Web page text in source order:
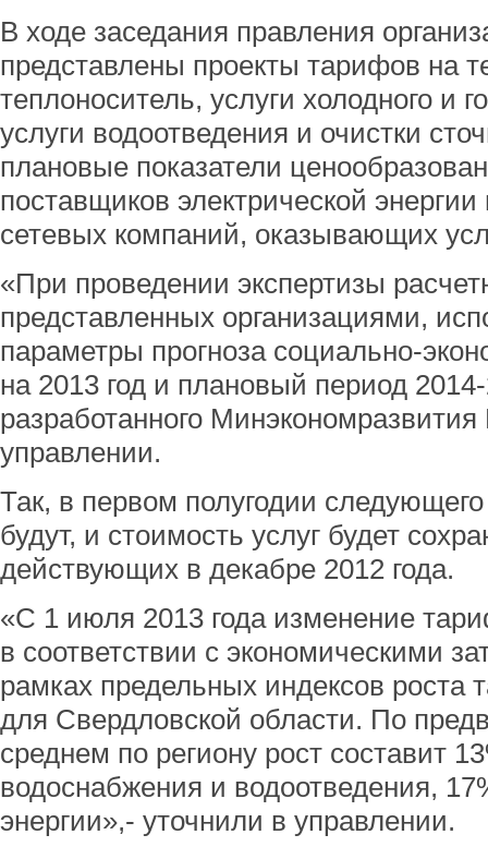
В ходе заседания правления
представлены проекты тарифов на
теплоноситель, услуги холодного и
услуги водоотведения и очистки
плановые показатели
поставщиков электрической
сетевых компаний, оказывающих
«При проведении экспертизы
представленных организациями,
параметры прогноза социально-
на 2013 год и плановый период
разработанного
управлении.
Так, в первом полугодии
будут, и стоимость услуг будет
действующих в декабре 2012 года.
«С 1 июля 2013 года изменение
в соответствии с экономическими
рамках предельных индексов роста
для Свердловской области. По
среднем по региону рост составит
водоснабжения и водоотведения,
энергии»,- уточнили в управлении.